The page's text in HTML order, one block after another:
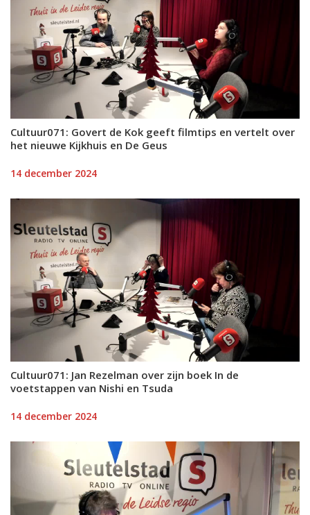
Cultuur071: Govert de Kok geeft filmtips en vertelt over
het nieuwe Kijkhuis en De Geus
14 december 2024
Cultuur071: Jan Rezelman over zijn boek In de
voetstappen van Nishi en Tsuda
14 december 2024